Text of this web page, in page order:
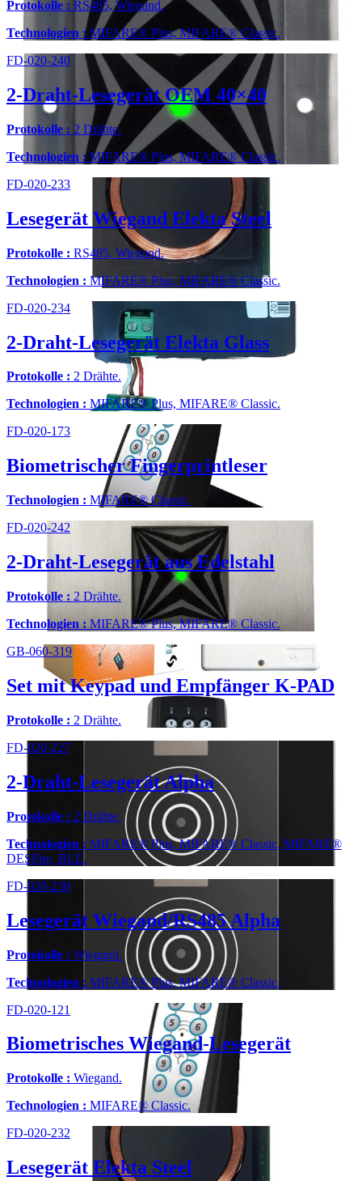
Protokolle : RS485, Wiegand.
Technologien : MIFARE® Plus, MIFARE® Classic.
FD-020-240
2-Draht-Lesegerät OEM 40×40
Protokolle : 2 Drähte.
Technologien : MIFARE® Plus, MIFARE® Classic.
FD-020-233
Lesegerät Wiegand Elekta Steel
Protokolle : RS485, Wiegand.
Technologien : MIFARE® Plus, MIFARE® Classic.
FD-020-234
2-Draht-Lesegerät Elekta Glass
Protokolle : 2 Drähte.
Technologien : MIFARE® Plus, MIFARE® Classic.
FD-020-173
Biometrischer Fingerprintleser
Technologien : MIFARE® Classic.
FD-020-242
2-Draht-Lesegerät aus Edelstahl
Protokolle : 2 Drähte.
Technologien :MIFARE® Plus, MIFARE® Classic.
GB-060-319
Set mit Keypad und Empfänger K-PAD
Protokolle : 2 Drähte.
FD-020-227
2-Draht-Lesegerät Alpha
Protokolle : 2 Drähte.
Technologien : MIFARE® Plus, MIFARE® Classic, MIFARE®
DESFire, BLE.
FD-020-230
Lesegerät Wiegand/RS485 Alpha
Protokolle : Wiegand.
Technologien : MIFARE® Plus, MIFARE® Classic.
FD-020-121
Biometrisches Wiegand-Lesegerät
Protokolle : Wiegand.
Technologien : MIFARE® Classic.
FD-020-232
Lesegerät Elekta Steel